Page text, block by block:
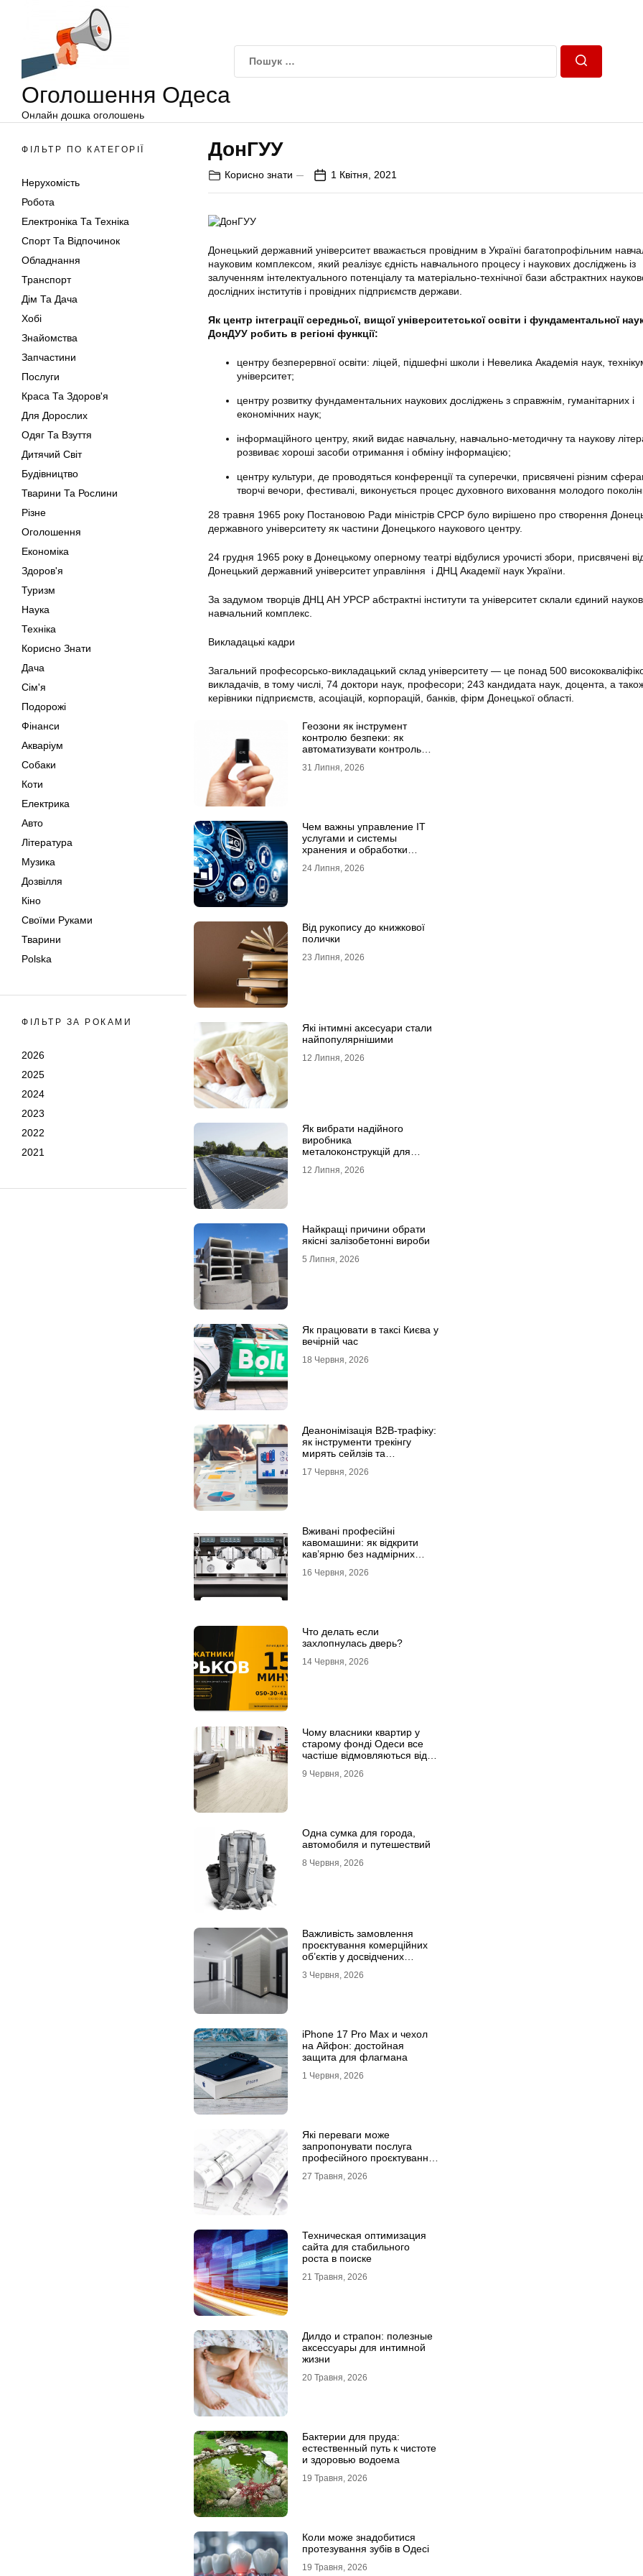
Оголошення Одеса
Онлайн дошка оголошень
ФІЛЬТР ПО КАТЕГОРІЇ
Нерухомість
Робота
Електроніка Та Техніка
Спорт Та Відпочинок
Обладнання
Транспорт
Дім Та Дача
Хобі
Знайомства
Запчастини
Послуги
Краса Та Здоров'я
Для Дорослих
Одяг Та Взуття
Дитячий Світ
Будівництво
Тварини Та Рослини
Різне
Оголошення
Економіка
Здоров'я
Туризм
Наука
Техніка
Корисно Знати
Дача
Сім'я
Подорожі
Фінанси
Акваріум
Собаки
Коти
Електрика
Авто
Література
Музика
Дозвілля
Кіно
Своїми Руками
Тварини
Polska
ФІЛЬТР ЗА РОКАМИ
2026
2025
2024
2023
2022
2021
ДонГУУ
Корисно знати 1 Квітня, 2021
Донецький державний університет вважається провідним в Українi багатопрофільним
науковим комплексом, який реалізує єдність навчального процесу і наукових досліджень із
залученням інтелектуального потенціалу та матеріально-технічної бази абстрактних
дослідних інститутів і провідних підприємств держави.
Як центр інтеграції середньої, вищої університетської освіти і фундаментальної
ДонДУУ робить в регіоні функції:
центру безперервної освіти: ліцей, підшефні школи і Невелика Академія наук,
університет;
центру розвитку фундаментальних наукових досліджень з справжнім, гуманітарних і
економічних наук;
інформаційного центру, який видає навчальну, навчально-методичну та наукову
розвиває хороші засоби отримання і обміну інформацією;
центру культури, де проводяться конференції та суперечки, присвячені різним
творчі вечори, фестивалі, виконується процес духовного виховання молодого
28 травня 1965 року Постановою Ради міністрів СРСР було вирішено про створення
державного університету як частини Донецького наукового центру.
24 грудня 1965 року в Донецькому оперному театрі відбулися урочисті збори, присвячені
Донецький державний університет управління і ДНЦ Академії наук України.
За задумом творців ДНЦ АН УРСР абстрактні інститути та університет склали єдиний
навчальний комплекс.
Викладацькі кадри
Загальний професорсько-викладацький склад університету — це понад 500
викладачів, в тому числі, 74 доктори наук, професори; 243 кандидата наук, доцента, а
керівники підприємств, асоціацій, корпорацій, банків, фірм Донецької області.
Геозони як інструмент
контролю безпеки: як
автоматизувати контроль
31 Липня, 2026
Чем важны управление IT
услугами и системы
хранения и обработки
24 Липня, 2026
Від рукопису до книжкової
полички
23 Липня, 2026
Які інтимні аксесуари стали
найпопулярнішими
12 Липня, 2026
Як вибрати надійного
виробника
металоконструкцій для
12 Липня, 2026
Найкращі причини обрати
якісні залізобетонні вироби
5 Липня, 2026
Як працювати в таксі Києва у
вечірній час
18 Червня, 2026
Деанонімізація B2B-трафіку:
як інструменти трекінгу
мирять сейлзів та
17 Червня, 2026
Вживані професійні
кавомашини: як відкрити
кав’ярню без надмірних
16 Червня, 2026
Что делать если
захлопнулась дверь?
14 Червня, 2026
Чому власники квартир у
старому фонді Одеси все
частіше відмовляються від
ламінату
9 Червня, 2026
Одна сумка для города,
автомобиля и путешествий
8 Червня, 2026
Важливість замовлення
проєктування комерційних
об’єктів у досвідчених
3 Червня, 2026
iPhone 17 Pro Max и чехол
на Айфон: достойная
защита для флагмана
1 Червня, 2026
Які переваги може
запропонувати послуга
професійного проєктування
27 Травня, 2026
Техническая оптимизация
сайта для стабильного
роста в поиске
21 Травня, 2026
Дилдо и страпон: полезные
аксессуары для интимной
жизни
20 Травня, 2026
Бактерии для пруда:
естественный путь к чистоте
и здоровью водоема
19 Травня, 2026
Коли може знадобитися
протезування зубів в Одесі
19 Травня, 2026